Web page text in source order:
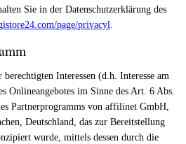
Sie in der Datenschutzerklärung des
page/privacyl.
Interessen (d.h. Interesse am
Onlineangebotes im Sinne des Art. 6 Abs.
Partnerprogramms von affilinet GmbH,
Deutschland, das zur Bereitstellung
wurde, mittels dessen durch die